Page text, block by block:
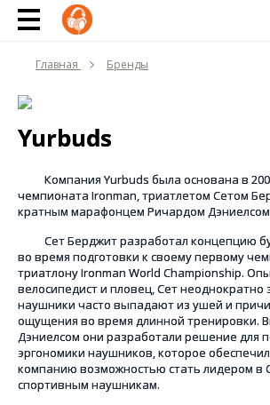
Имя
Телефон
Главная Бренды
Yurbuds
Компания Yurbuds была основана в
чемпионата Ironman, триатлетом Сетом
кратным марафонцем Ричардом
Сет Берджит разработал концепцию
во время подготовки к своему первому
триатлону Ironman World Championship.
велосипедист и пловец, Сет неоднократно
наушники часто выпадают из ушей и
ощущения во время длинной тренировки.
Дэниелсом они разработали решение для
эргономики наушников, которое
компанию возможностью стать лидером в
спортивным наушникам.